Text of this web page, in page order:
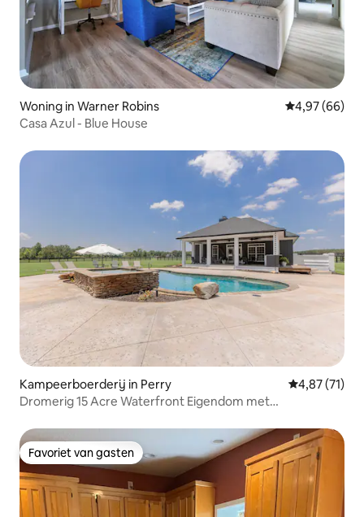
Woning in Warner Robins Gemiddelde
4,97 (66)
Casa Azul - Blue House
Kampeerboerderij in Perry Gemiddelde
4,87 (71)
Dromerig 15 Acre Waterfront Eigendom met
Favoriet van gasten
Favoriet van gasten